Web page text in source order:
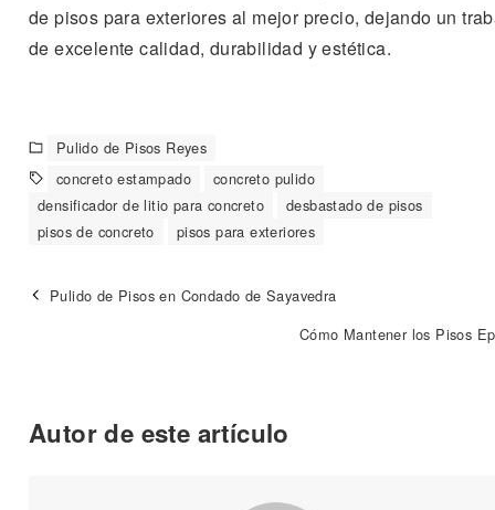
de pisos para exteriores al mejor precio, dejando un
de excelente calidad, durabilidad y estética.
Pulido de Pisos Reyes
concreto estampado
concreto pulido
densificador de litio para concreto
desbastado de pisos
pisos de concreto
pisos para exteriores
Pulido de Pisos en Condado de Sayavedra
Cómo Mantener los Pisos
Autor de este artículo